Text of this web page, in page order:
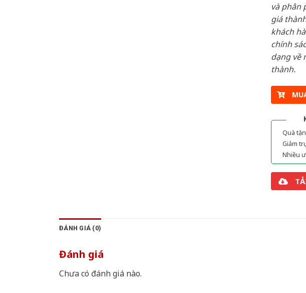
và phân
giá
khách
chính
dạng về
thành.
Quà
Giảm
Nhiều
ĐÁNH GIÁ (0)
Đánh giá
Chưa có đánh giá nào.